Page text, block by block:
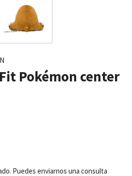
Pokémon center
Puedes enviarnos una consulta